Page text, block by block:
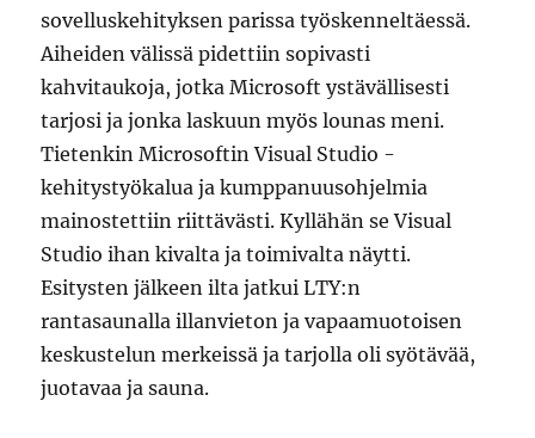
sovelluskehityksen parissa työskenneltäessä.
Aiheiden välissä pidettiin sopivasti
kahvitaukoja, jotka Microsoft ystävällisesti
tarjosi ja jonka laskuun myös lounas meni.
Tietenkin Microsoftin Visual Studio -
kehitystyökalua ja kumppanuusohjelmia
mainostettiin riittävästi. Kyllähän se Visual
Studio ihan kivalta ja toimivalta näytti.
Esitysten jälkeen ilta jatkui LTY:n
rantasaunalla illanvieton ja vapaamuotoisen
keskustelun merkeissä ja tarjolla oli syötävää,
juotavaa ja sauna.